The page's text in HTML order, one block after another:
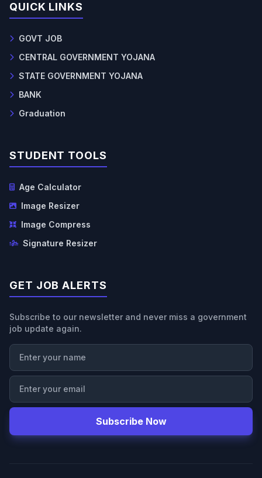
QUICK LINKS
GOVT JOB
CENTRAL GOVERNMENT YOJANA
STATE GOVERNMENT YOJANA
BANK
Graduation
STUDENT TOOLS
Age Calculator
Image Resizer
Image Compress
Signature Resizer
GET JOB ALERTS
Subscribe to our newsletter and never miss a government
job update again.
Subscribe Now